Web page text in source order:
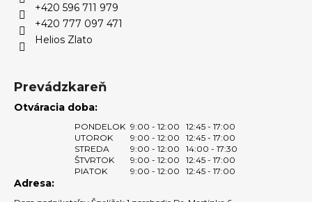
ý
p
i
s
+420 596 711 979
+420 777 097 471
Helios Zlato
Prevádzkareň
Otváracia doba:
PONDELOK 9:00 - 12:00
12:45 - 17:00
UTOROK
9:00 - 12:00
12:45 - 17:00
STREDA
9:00 - 12:00
14:00 - 17:30
ŠTVRTOK
9:00 - 12:00
12:45 - 17:00
PIATOK
9:00 - 12:00 12:45 - 17:00
Adresa: